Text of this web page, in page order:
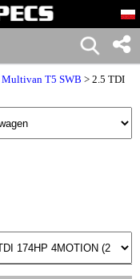
Multivan T5 SWB > 2.5 TDI